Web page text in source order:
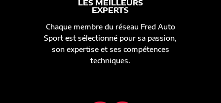
LES MEILLEURS
EXPERTS
Chaque membre du réseau Fred Auto
Sport est sélectionné pour sa passion,
son expertise et ses compétences
techniques.